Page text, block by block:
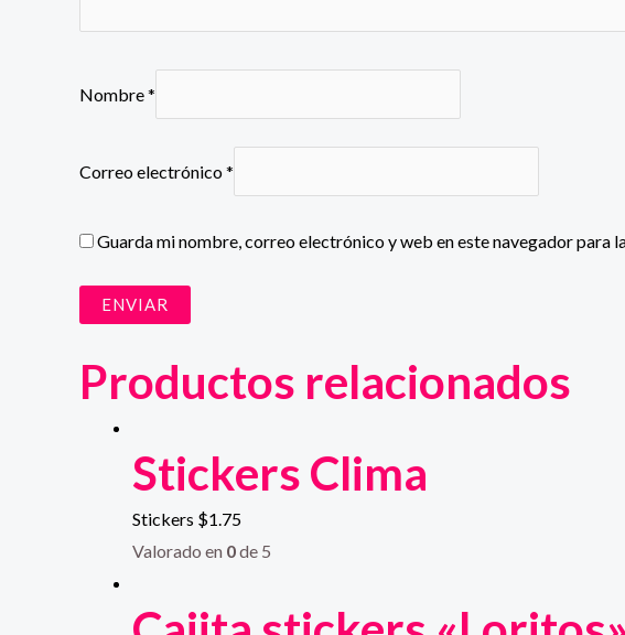
Nombre*
Correo electrónico*
Guarda mi nombre, correo electrónico y web en este navegador para
Productos relacionados
Stickers Clima
Stickers $1.75
Valorado en 0de 5